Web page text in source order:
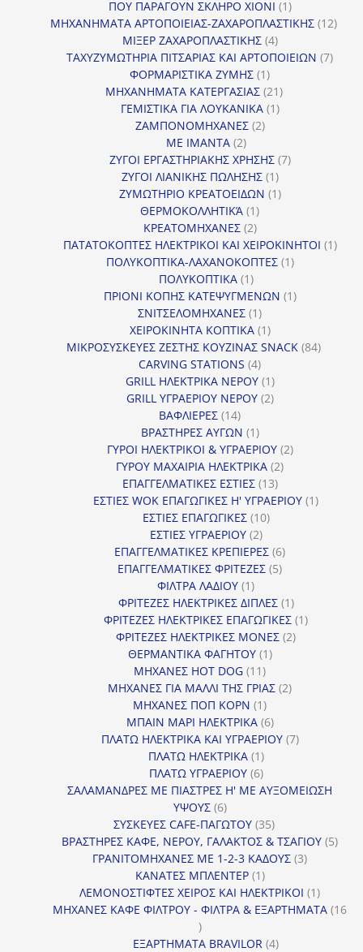
προϊόν
ΠΟΥ ΠΑΡΑΓΟΥΝ ΣΚΛΗΡΟ ΧΙΟΝΙ 11
προϊόν
ΜΗΧΑΝΗΜΑΤΑ ΑΡΤΟΠΟΙΕΙΑΣ-ΖΑΧΑΡΟΠΛΑΣΤΙΚΗΣ 1212
ΜΙΞΕΡ ΖΑΧΑΡΟΠΛΑΣΤΙΚΗΣ 44
προϊόντα
ΤΑΧΥΖΥΜΩΤΗΡΙΑ ΠΙΤΣΑΡΙΑΣ ΚΑΙ ΑΡΤΟΠΟΙΕΙΩΝ 77
ΦΟΡΜΑΡΙΣΤΙΚΑ ΖΥΜΗΣ 11
προϊόν
ΜΗΧΑΝΗΜΑΤΑ ΚΑΤΕΡΓΑΣΙΑΣ 2121
προϊόντα
ΓΕΜΙΣΤΙΚΑ ΓΙΑ ΛΟΥΚΑΝΙΚΑ 11
ΖΑΜΠΟΝΟΜΗΧΑΝΕΣ 22
ΜΕ ΙΜΑΝΤΑ 22
προϊόντα
ΖΥΓΟΙ ΕΡΓΑΣΤΗΡΙΑΚΗΣ ΧΡΗΣΗΣ 77
ΖΥΓΟΙ ΛΙΑΝΙΚΗΣ ΠΩΛΗΣΗΣ 11
προϊόν
ΖΥΜΩΤΗΡΙΟ ΚΡΕΑΤΟΕΙΔΩΝ 11
ΘΕΡΜΟΚΟΛΛΗΤΙΚΆ 11
προϊόν
ΚΡΕΑΤΟΜΗΧΑΝΕΣ 22
προϊόντα
ΠΑΤΑΤΟΚΟΠΤΕΣ ΗΛΕΚΤΡΙΚΟΙ ΚΑΙ ΧΕΙΡΟΚΙΝΗΤΟΙ 11
ΠΟΛΥΚΟΠΤΙΚΑ-ΛΑΧΑΝΟΚΟΠΤΕΣ 11
ΠΟΛΥΚΟΠΤΙΚΑ 11
προϊόν
ΠΡΙΟΝΙ ΚΟΠΗΣ ΚΑΤΕΨΥΓΜΕΝΩΝ 11
ΣΝΙΤΣΕΛΟΜΗΧΑΝΕΣ 11
προϊόν
ΧΕΙΡΟΚΙΝΗΤΑ ΚΟΠΤΙΚΑ 11
προϊόν
ΜΙΚΡΟΣΥΣΚΕΥΕΣ ΖΕΣΤΗΣ ΚΟΥΖΙΝΑΣ SNACK 8484
CARVING STATIONS 44
προϊόντα
GRILL ΗΛΕΚΤΡΙΚΑ ΝΕΡΟΥ 11
προϊόν
GRILL ΥΓΡΑΕΡΙΟΥ ΝΕΡΟΥ 22
ΒΑΦΛΙΕΡΕΣ 1414
προϊόντα
ΒΡΑΣΤΗΡΕΣ ΑΥΓΩΝ 11
προϊόν
ΓΥΡΟΙ ΗΛΕΚΤΡΙΚΟΙ & ΥΓΡΑΕΡΙΟΥ 22
ΓΥΡΟΥ ΜΑΧΑΙΡΙΑ ΗΛΕΚΤΡΙΚΑ 22
ΕΠΑΓΓΕΛΜΑΤΙΚΕΣ ΕΣΤΙΕΣ 1313
προϊόντα
ΕΣΤΙΕΣ WOK ΕΠΑΓΩΓΙΚΕΣ Η' ΥΓΡΑΕΡΙΟΥ 11
ΕΣΤΙΕΣ ΕΠΑΓΩΓΙΚΕΣ 1010
ΕΣΤΙΕΣ ΥΓΡΑΕΡΙΟΥ 22
προϊόντα
ΕΠΑΓΓΕΛΜΑΤΙΚΕΣ ΚΡΕΠΙΕΡΕΣ 66
προϊόντα
ΕΠΑΓΓΕΛΜΑΤΙΚΕΣ ΦΡΙΤΕΖΕΣ 55
ΦΙΛΤΡΑ ΛΑΔΙΟΥ 11
προϊόν
ΦΡΙΤΕΖΕΣ ΗΛΕΚΤΡΙΚΕΣ ΔΙΠΛΕΣ 11
προϊόν
ΦΡΙΤΕΖΕΣ ΗΛΕΚΤΡΙΚΕΣ ΕΠΑΓΩΓΙΚΕΣ 11
ΦΡΙΤΕΖΕΣ ΗΛΕΚΤΡΙΚΕΣ ΜΟΝΕΣ 22
ΘΕΡΜΑΝΤΙΚΑ ΦΑΓΗΤΟΥ 11
ΜΗΧΑΝΕΣ HOT DOG 1111
προϊόντα
ΜΗΧΑΝΕΣ ΓΙΑ ΜΑΛΛΙ ΤΗΣ ΓΡΙΑΣ 22
ΜΗΧΑΝΕΣ ΠΟΠ ΚΟΡΝ 11
προϊόν
ΜΠΑΙΝ ΜΑΡΙ ΗΛΕΚΤΡΙΚΑ 66
προϊόντα
ΠΛΑΤΩ ΗΛΕΚΤΡΙΚΑ ΚΑΙ ΥΓΡΑΕΡΙΟΥ 77
ΠΛΑΤΩ ΗΛΕΚΤΡΙΚΑ 11
προϊόν
ΠΛΑΤΩ ΥΓΡΑΕΡΙΟΥ 66
προϊόντα
ΣΑΛΑΜΑΝΔΡΕΣ ΜΕ ΠΙΑΣΤΡΕΣ Η' ΜΕ ΑΥΞΟΜΕΙΩΣΗ
ΥΨΟΥΣ 66
προϊόντα
ΣΥΣΚΕΥΕΣ CAFE-ΠΑΓΩΤΟΥ 3535
προϊόντα
ΒΡΑΣΤΗΡΕΣ ΚΑΦΕ, ΝΕΡΟΥ, ΓΑΛΑΚΤΟΣ & ΤΣΑΓΙΟΥ 55
ΓΡΑΝΙΤΟΜΗΧΑΝΕΣ ΜΕ 1-2-3 ΚΑΔΟΥΣ 33
ΚΑΝΑΤΕΣ ΜΠΛΕΝΤΕΡ 11
προϊόν
ΛΕΜΟΝΟΣΤΙΦΤΕΣ ΧΕΙΡΟΣ ΚΑΙ ΗΛΕΚΤΡΙΚΟΙ 11
προϊόν
ΜΗΧΑΝΕΣ ΚΑΦΕ ΦΙΛΤΡΟΥ - ΦΙΛΤΡΑ & ΕΞΑΡΤΗΜΑΤΑ 16
16
προϊόντα
ΕΞΑΡΤΗΜΑΤΑ BRAVILOR 44